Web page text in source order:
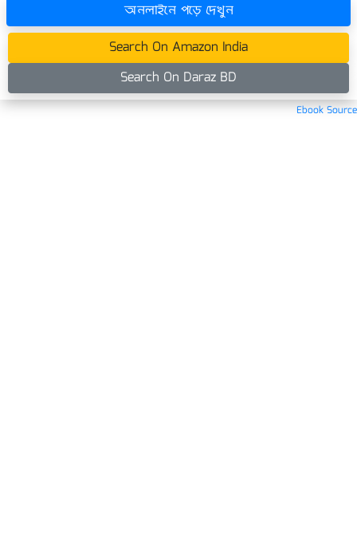
অনলাইনে পড়ে দেখুন
Search On Amazon India
Search On Daraz BD
Ebook Source